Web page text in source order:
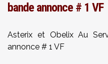
bande annonce # 1 VF
Asterix et Obelix Au
annonce # 1 VF